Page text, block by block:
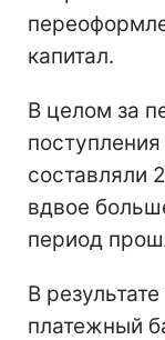
капитал.
В целом за
составляли
вдвое
период
В
платежный